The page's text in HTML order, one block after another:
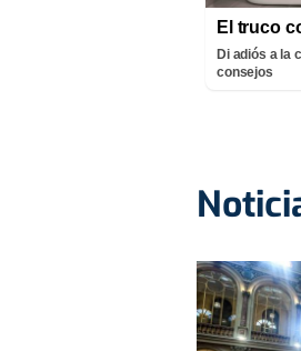
El truco
Di adiós a la
consejos